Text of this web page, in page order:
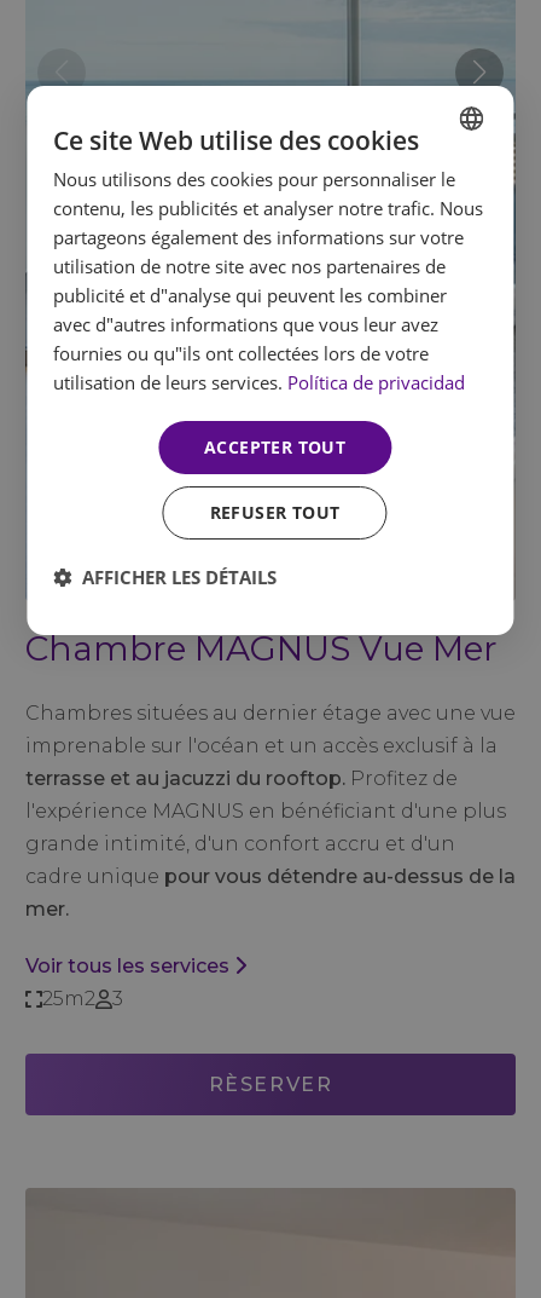
Chambre MAGNUS Vue Mer
Chambres situées au dernier étage avec une vue
imprenable sur l'océan et un accès exclusif à la
terrasse et au jacuzzi du rooftop. Profitez de
l'expérience MAGNUS en bénéficiant d'une plus
grande intimité, d'un confort accru et d'un
cadre unique pour vous détendre au-dessus de la
mer.
Voir tous les services
25m2
3
RÈSERVER
SPANISH
FRENCH
GERMAN
Ce site Web utilise des cookies
Nous utilisons des cookies pour personnaliser le
contenu, les publicités et analyser notre trafic. Nous
partageons également des informations sur votre
utilisation de notre site avec nos partenaires de
publicité et d"analyse qui peuvent les combiner
avec d"autres informations que vous leur avez
fournies ou qu"ils ont collectées lors de votre
utilisation de leurs services. Política de privacidad
ACCEPTER TOUT
REFUSER TOUT
AFFICHER LES DÉTAILS